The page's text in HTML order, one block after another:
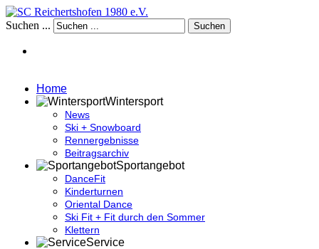
Suchen ... Suchen
Home
Wintersport
News
Ski + Snowboard
Rennergebnisse
Beitragsarchiv
Sportangebot
DanceFit
Kinderturnen
Oriental Dance
Ski Fit + Fit durch den Sommer
Klettern
Service